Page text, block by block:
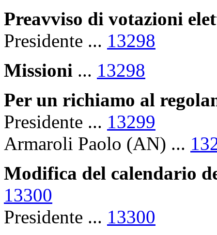
Preavviso di votazioni
Presidente ... 13298
Missioni ... 13298
Per un richiamo al
Presidente ... 13299
Armaroli Paolo (AN) ...
Modifica del calendario
13300
Presidente ... 13300